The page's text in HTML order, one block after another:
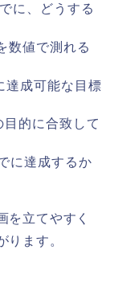
に、どうする
数値で測れる
成可能な目標
的に合致して
に達成するか
を立てやすく
ります。